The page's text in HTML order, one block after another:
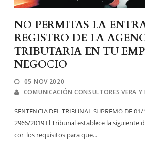
NO PERMITAS LA
REGISTRO DE LA
TRIBUTARIA EN TU
NEGOCIO
05 NOV 2020
COMUNICACIÓN CONSULTORES VERA Y
SENTENCIA DEL TRIBUNAL SUPREMO DE
2966/2019 El Tribunal establece la siguiente
con los requisitos para que...